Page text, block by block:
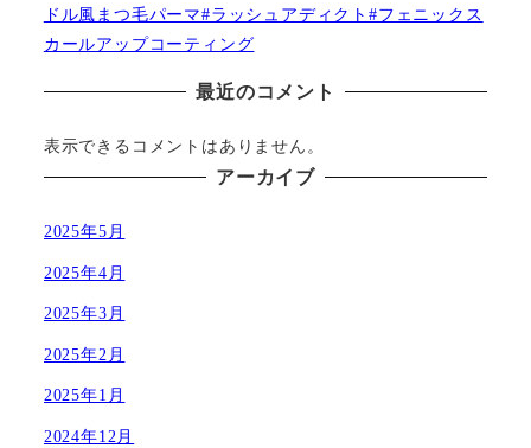
ドル風まつ毛パーマ#ラッシュアディクト#フェニックス
カールアップコーティング
最近のコメント
表示できるコメントはありません。
アーカイブ
2025年5月
2025年4月
2025年3月
2025年2月
2025年1月
2024年12月